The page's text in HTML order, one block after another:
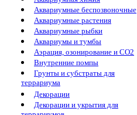
Аквариумные беспозвоночные
Аквариумные растения
Аквариумные рыбки
Аквариумы и тумбы
Аэрация, озонирование и CO2
Внутренние помпы
Грунты и субстраты для
террариума
Декорации
Декорации и укрытия для